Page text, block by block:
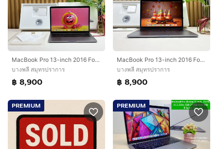
MacBook Pro 13-inch 2016 Four Thunderbolt 3Ports Ram8GB SSD256GB SpaceGray
บางพลี สมุทรปราการ
฿ 8,900
MacBook Pro 13-inch 2016 Four Thunderbolt 3Ports Ram8GB SSD256GB SpaceGray
บางพลี สมุทรปราการ
฿ 8,900
PREMIUM PREMIUM